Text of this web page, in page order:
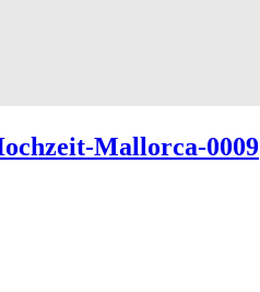
Mallorca-0009